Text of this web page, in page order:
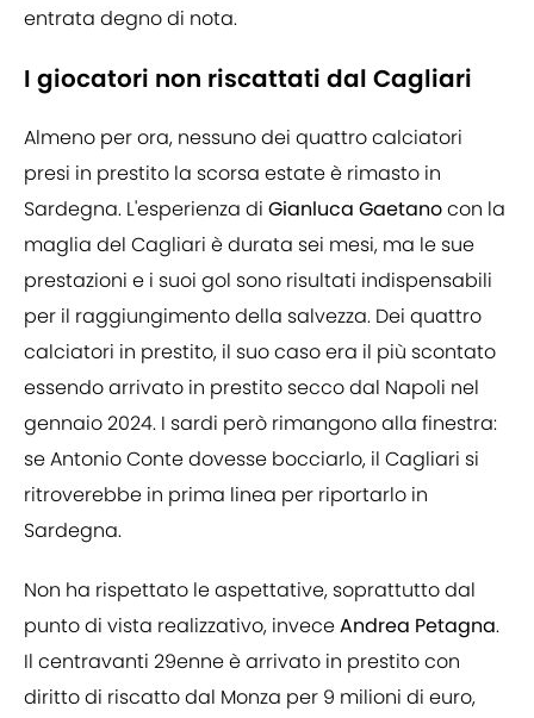
entrata degno di nota.
I giocatori non riscattati dal Cagliari
Almeno per ora, nessuno dei quattro calciatori
presi in prestito la scorsa estate è rimasto in
Sardegna. L'esperienza di Gianluca Gaetanocon la
maglia del Cagliari è durata sei mesi, ma le sue
prestazioni e i suoi gol sono risultati indispensabili
per il raggiungimento della salvezza. Dei quattro
calciatori in prestito, il suo caso era il più scontato
essendo arrivato in prestito secco dal Napoli nel
gennaio 2024. I sardi però rimangono alla finestra:
se Antonio Conte dovesse bocciarlo, il Cagliari si
ritroverebbe in prima linea per riportarlo in
Sardegna.
Non ha rispettato le aspettative, soprattutto dal
punto di vista realizzativo, inveceAndrea Petagna.
Il centravanti 29enne è arrivato in prestito con
diritto di riscatto dal Monza per 9 milioni di euro,